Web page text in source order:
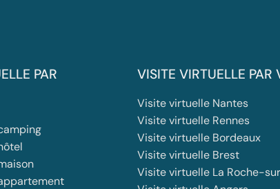
PAR
VISITE VIRTUELLE PAR
Visite virtuelle Nantes
Visite virtuelle Rennes
Visite virtuelle Bordeaux
Visite virtuelle Brest
Visite virtuelle La Roche-